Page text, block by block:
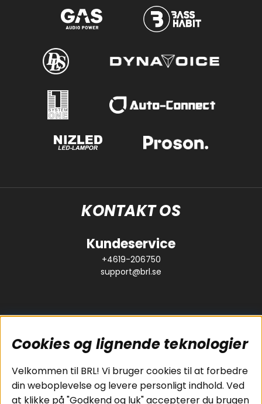
KONTAKT OS
Kundeservice
+4619-206750
support@brl.se
Populære sider
Pakkeløsninger
Bilstereo
Kundeservice
Cookies
Handelsbetingelser
Cookies og lignende teknologier
Velkommen til BRL! Vi bruger cookies til at forbedre
din weboplevelse og levere personligt indhold. Ved
at klikke på "Godkend og luk" accepterer du brugen